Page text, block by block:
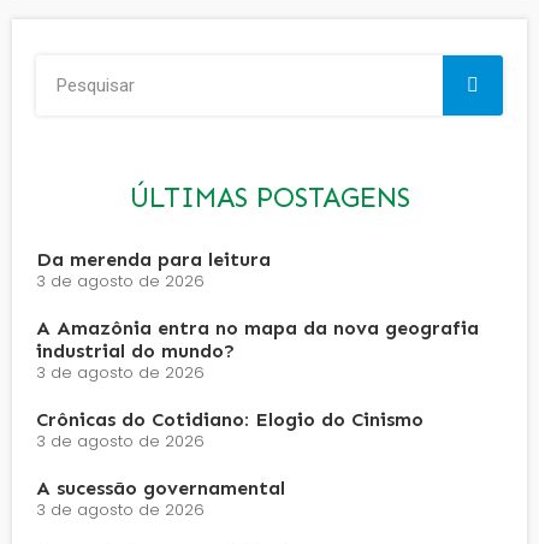
ÚLTIMAS POSTAGENS
Da merenda para leitura
3 de agosto de 2026
A Amazônia entra no mapa da nova geografia
industrial do mundo?
3 de agosto de 2026
Crônicas do Cotidiano: Elogio do Cinismo
3 de agosto de 2026
A sucessão governamental
3 de agosto de 2026